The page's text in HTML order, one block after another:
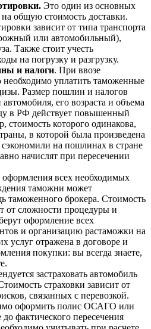
Это один из основных
общую стоимость доставки.
зависит от типа транспорта
или автомобильный),
Также стоит учесть
на погрузку и разгрузку.
и налоги. При ввозе
уплатить таможенные
Размер пошлин и налогов
его возраста и объема
в РФ действует повышенный
стоимость которого одинакова,
в которой была произведена
на пошлинах в стране
начислят при пересечении
оформления всех необходимых
таможни может
таможенного брокера. Стоимость
от сложности процедуры и
оформление всех
и организацию растаможки на
услуг отражена в договоре и
покупки: вы всегда знаете,
застраховать автомобиль
страховки зависит от
связанных с перевозкой.
оформить полис ОСАГО или
фактического пересечения